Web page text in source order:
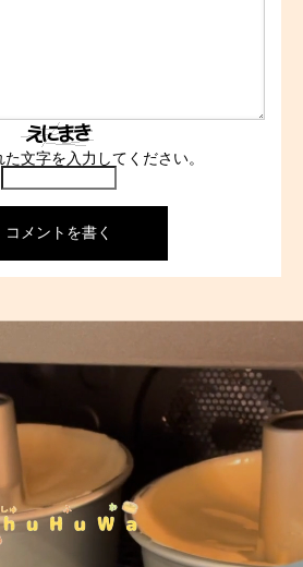
た文字を入力してください。